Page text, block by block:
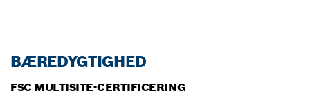
BÆREDYGTIGHED
FSC MULTISITE-CERTIFICERING